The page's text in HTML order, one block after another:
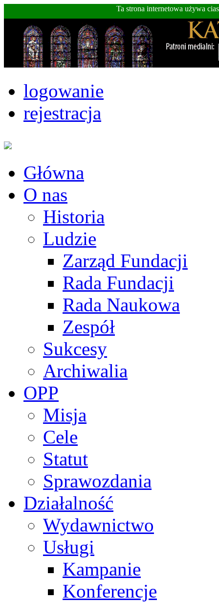
Ta strona internetowa używa
logowanie
rejestracja
Główna
O nas
Historia
Ludzie
Zarząd Fundacji
Rada Fundacji
Rada Naukowa
Zespół
Sukcesy
Archiwalia
OPP
Misja
Cele
Statut
Sprawozdania
Działalność
Wydawnictwo
Usługi
Kampanie
Konferencje